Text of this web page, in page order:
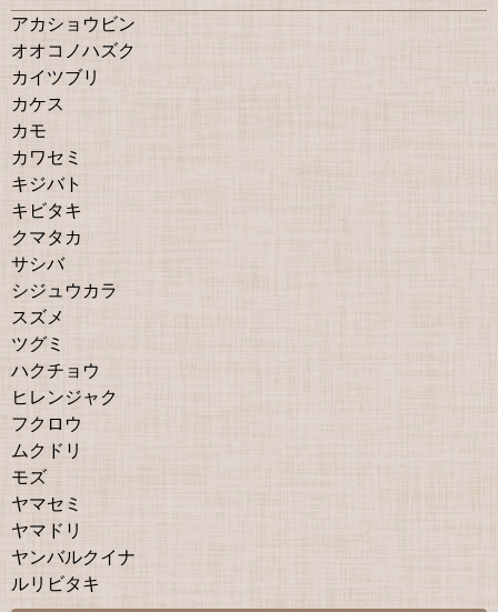
アカショウビン
オオコノハズク
カイツブリ
カケス
カモ
カワセミ
キジバト
キビタキ
クマタカ
サシバ
シジュウカラ
スズメ
ツグミ
ハクチョウ
ヒレンジャク
フクロウ
ムクドリ
モズ
ヤマセミ
ヤマドリ
ヤンバルクイナ
ルリビタキ